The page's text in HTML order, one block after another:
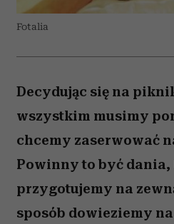
Fotalia
Decydując się na
wszystkim musimy
chcemy zaserwować
Powinny to być dania,
przygotujemy na
sposób dowieziemy